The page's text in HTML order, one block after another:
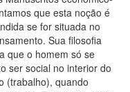
que esta noção é
se for situada no
Sua filosofia
que o homem só se
ser social no interior do
(trabalho), quando